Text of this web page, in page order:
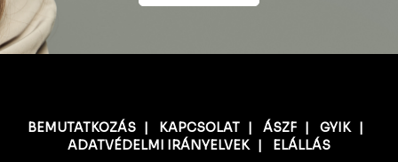
BEMUTATKOZÁS| KAPCSOLAT| ÁSZF| GYIK|
ADATVÉDELMI IRÁNYELVEK| ELÁLLÁS